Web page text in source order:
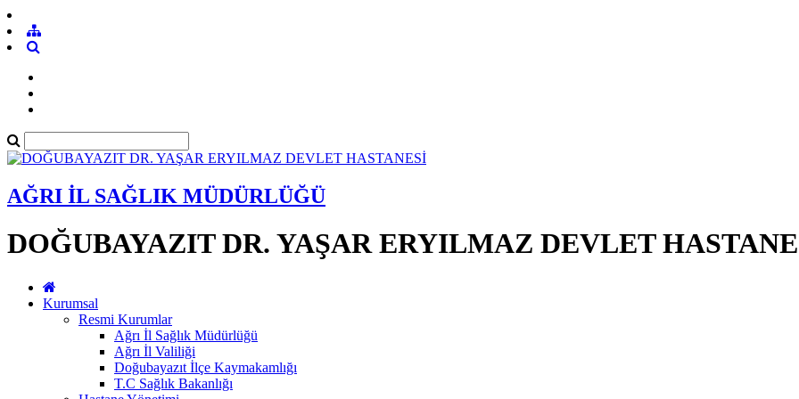
AĞRI İL SAĞLIK MÜDÜRLÜĞÜ
DOĞUBAYAZIT DR. YAŞAR ERYILMAZ DEVLET
Kurumsal
Resmi Kurumlar
Ağrı İl Sağlık Müdürlüğü
Ağrı İl Valiliği
Doğubayazıt İlçe Kaymakamlığı
T.C Sağlık Bakanlığı